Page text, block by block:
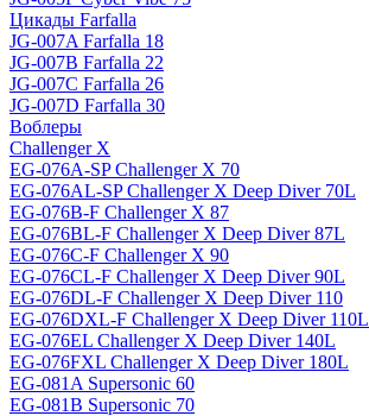
Цикады Farfalla
JG-007A Farfalla 18
JG-007B Farfalla 22
JG-007C Farfalla 26
JG-007D Farfalla 30
Воблеры
Challenger X
EG-076A-SP Challenger X 70
EG-076AL-SP Challenger X Deep Diver 70L
EG-076B-F Challenger X 87
EG-076BL-F Challenger X Deep Diver 87L
EG-076C-F Challenger X 90
EG-076CL-F Challenger X Deep Diver 90L
EG-076DL-F Challenger X Deep Diver 110
EG-076DXL-F Challenger X Deep Diver 110L
EG-076EL Challenger X Deep Diver 140L
EG-076FXL Challenger X Deep Diver 180L
EG-081A Supersonic 60
EG-081B Supersonic 70